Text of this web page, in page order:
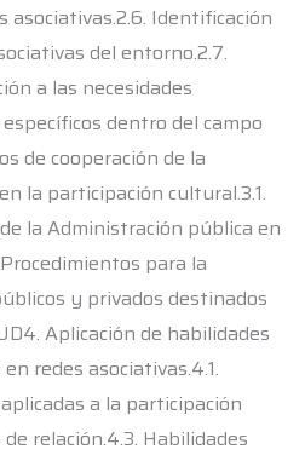
asociativas.2.6. Identificación
del entorno.2.7.
a las necesidades
dentro del campo
de cooperación de la
la participación cultural.3.1.
la Administración pública en
para la
y privados destinados
Aplicación de habilidades
redes asociativas.4.1.
a la participación
relación.4.3. Habilidades